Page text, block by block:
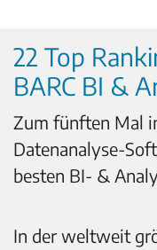
22 Top
BARC BI &
Zum fünften Mal
Datenanalyse-
besten BI- &
In der weltweit